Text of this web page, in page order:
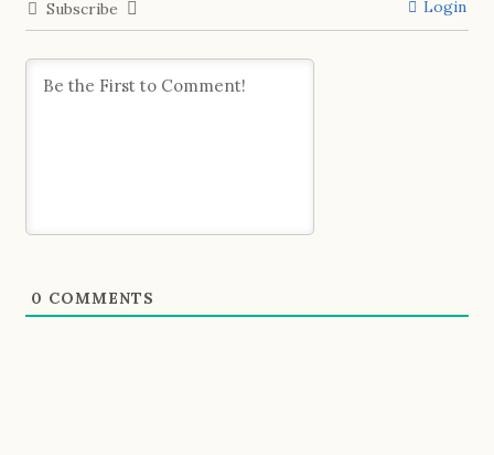
Subscribe Login
0 COMMENTS